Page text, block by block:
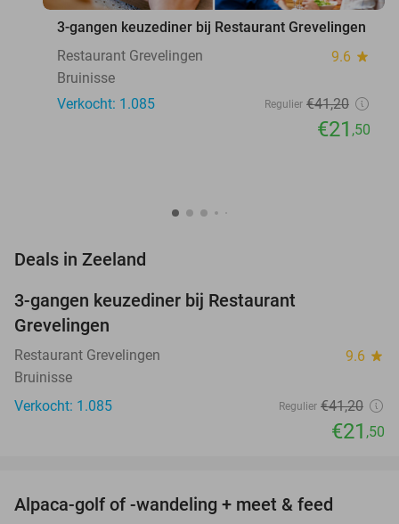
3-gangen keuzediner bij Restaurant Grevelingen
Restaurant Grevelingen
9.6 star
Bruinisse
Verkocht: 1.085
Regulier €41,20
€21 ,50
Deals in Zeeland
3-gangen keuzediner bij Restaurant
Grevelingen
Restaurant Grevelingen 9.6 star
Bruinisse
Verkocht: 1.085
Regulier €41,20
€21 ,50
Alpaca-golf of -wandeling + meet & feed